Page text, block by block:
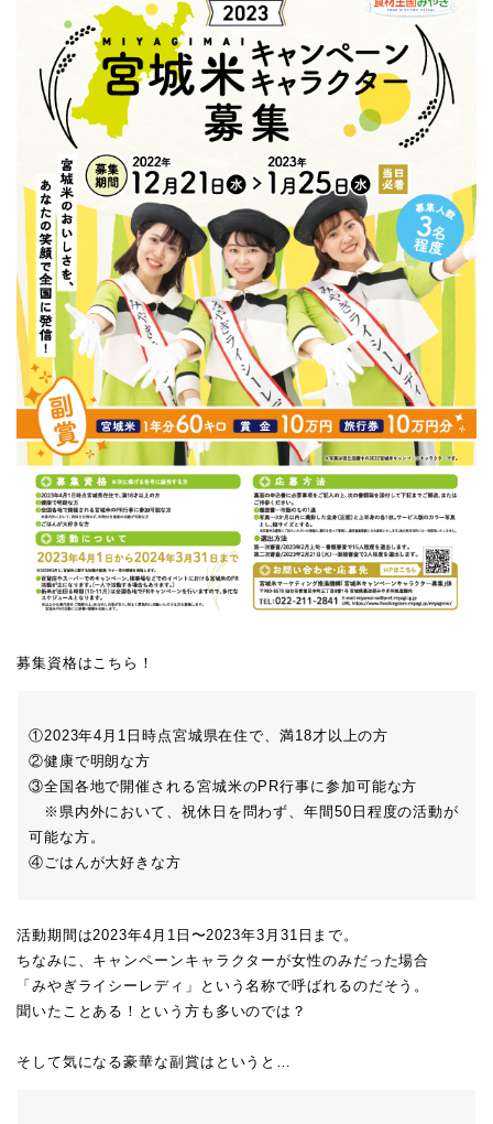
募集資格はこちら！
①2023年4月1日時点宮城県在住で、満18才以上の方
②健康で明朗な方
③全国各地で開催される宮城米のPR行事に参加可能な方
※県内外において、祝休日を問わず、年間50日程度の活動が
可能な方。
④ごはんが大好きな方
活動期間は2023年4月1日〜2023年3月31日まで。
ちなみに、キャンペーンキャラクターが女性のみだった場合
「みやぎライシーレディ」という名称で呼ばれるのだそう。
聞いたことある！という方も多いのでは？
そして気になる豪華な副賞はというと…